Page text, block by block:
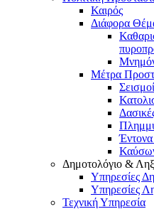
Καιρός
Διάφορα
Μέτρα
Σεισμοί
Έντονα
Δημοτολόγιο &
Υπηρεσίες
Υπηρεσίες
Τεχνική Υπηρεσία